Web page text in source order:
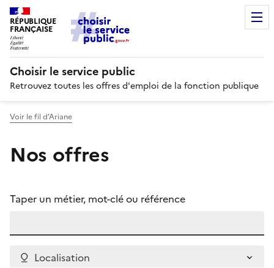
RÉPUBLIQUE
FRANÇAISE
Choisir le service public
Retrouvez toutes les offres d'emploi de la fonction publique
Voir le fil d’Ariane
Nos offres
Taper un métier, mot-clé ou référence
Localisation